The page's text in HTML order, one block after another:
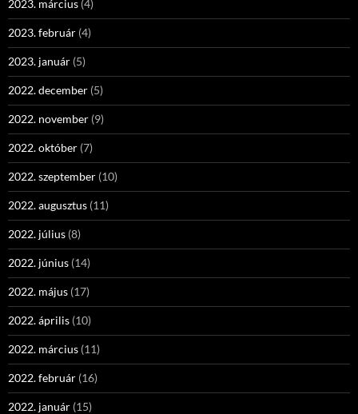
2023. március (4)
2023. február (4)
2023. január (5)
2022. december (5)
2022. november (9)
2022. október (7)
2022. szeptember (10)
2022. augusztus (11)
2022. július (8)
2022. június (14)
2022. május (17)
2022. április (10)
2022. március (11)
2022. február (16)
2022. január (15)